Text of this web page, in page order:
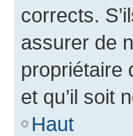
corrects.
assurer de
propriétaire
et qu’il soit
Haut